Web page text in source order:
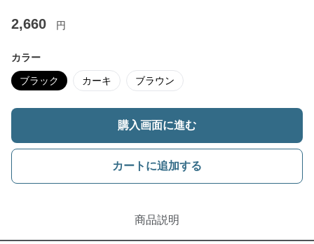
2,660 円
カラー
ブラック カーキ ブラウン
購入画面に進む
カートに追加する
商品説明